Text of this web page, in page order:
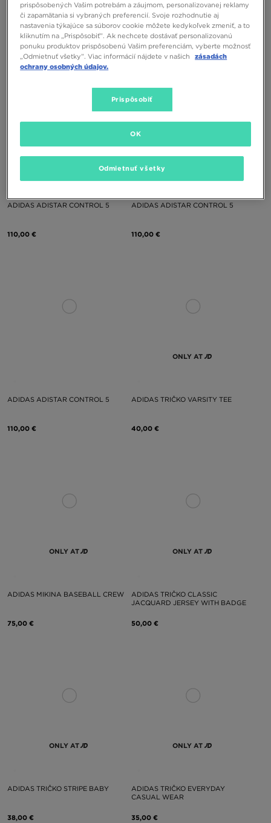
ADIDAS ADISTAR XLG 2.0
140,00 €
ADIDAS ADISTAR CONTROL 5 W
110,00 €
ADIDAS ADISTAR CONTROL 5
110,00 €
ADIDAS ADISTAR CONTROL 5
110,00 €
ADIDAS ADISTAR CONTROL 5
110,00 €
ONLY AT
ADIDAS TRIČKO VARSITY TEE
40,00 €
ONLY AT
ADIDAS MIKINA BASEBALL CREW
75,00 €
ONLY AT
ADIDAS TRIČKO CLASSIC
JACQUARD JERSEY WITH BADGE
50,00 €
ONLY AT
ADIDAS TRIČKO STRIPE BABY
38,00 €
ONLY AT
ADIDAS TRIČKO EVERYDAY
CASUAL WEAR
35,00 €
prispôsobených Vašim potrebám a záujmom, personalizovanej reklamy
či zapamätania si vybraných preferencií. Svoje rozhodnutie aj
nastavenia týkajúce sa súborov cookie môžete kedykoľvek zmeniť, a to
kliknutím na „Prispôsobiť”. Ak nechcete dostávať personalizovanú
ponuku produktov prispôsobenú Vašim preferenciám, vyberte možnosť
„Odmietnuť všetky”. Viac informácií nájdete v našich
zásadách
ochrany osobných údajov.
Prispôsobiť
Odmietnuť všetky
OK